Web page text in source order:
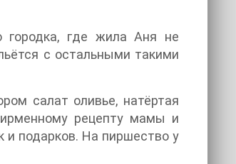
городка, где жила Аня не
с остальными такими
салат оливье, натёртая
рецепту мамы и
и подарков. На пиршество у